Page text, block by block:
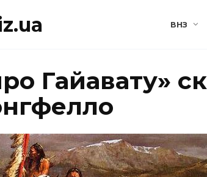
ВНЗ
Гайавату»